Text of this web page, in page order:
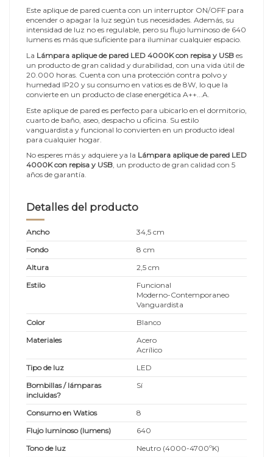
Este aplique de pared cuenta con un interruptor ON/OFF para
encender o apagar la luz según tus necesidades. Además, su
intensidad de luz no es regulable, pero su flujo luminoso de 640
lumens es más que suficiente para iluminar cualquier espacio.
La Lámpara aplique de pared LED 4000K con repisa y USB es
un producto de gran calidad y durabilidad, con una vida útil de
20.000 horas. Cuenta con una protección contra polvo y
humedad IP20 y su consumo en vatios es de 8W, lo que la
convierte en un producto de clase energética A++...A.
Este aplique de pared es perfecto para ubicarlo en el dormitorio,
cuarto de baño, aseo, despacho u oficina. Su estilo
vanguardista y funcional lo convierten en un producto ideal
para cualquier hogar.
No esperes más y adquiere ya la Lámpara aplique de pared LED
4000K con repisa y USB, un producto de gran calidad con 5
años de garantía.
Detalles del producto
Ancho
34,5 cm
Fondo
8 cm
Altura
2,5 cm
Estilo
Funcional
Moderno-Contemporaneo
Vanguardista
Color
Blanco
Materiales
Acero
Acrílico
Tipo de luz
LED
Bombillas / lámparas
incluidas?
Sí
Consumo en Watios
8
Flujo luminoso (lumens)
640
Tono de luz
Neutro (4000-4700ºK)